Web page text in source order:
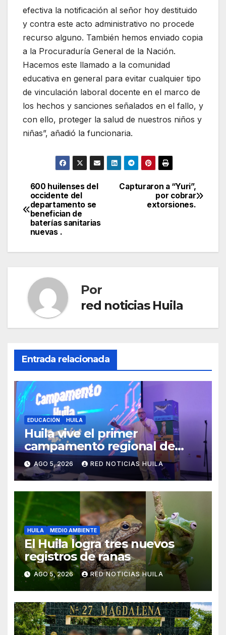
efectiva la notificación al señor hoy destituido
y contra este acto administrativo no procede
recurso alguno. También hemos enviado copia
a la Procuraduría General de la Nación.
Hacemos este llamado a la comunidad
educativa en general para evitar cualquier tipo
de vinculación laboral docente en el marco de
los hechos y sanciones señalados en el fallo, y
con ello, proteger la salud de nuestros niños y
niñas”, añadió la funcionaria.
Navegación
de
entradas
Capturaron a “Yuri”,
por cobrar
extorsiones.
600 huilenses del
occidente del
departamento se
benefician de
baterías sanitarias
nuevas .
Por
red noticias Huila
Entrada relacionada
EDUCACIÓN HUILA
Huila vive el primer
campamento regional de
Tecnologías Para Aprender
AGO 5, 2026 RED NOTICIAS HUILA
HUILA MEDIO AMBIENTE
El Huila logra tres nuevos
registros de ranas
AGO 5, 2026 RED NOTICIAS HUILA